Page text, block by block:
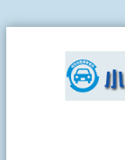
content